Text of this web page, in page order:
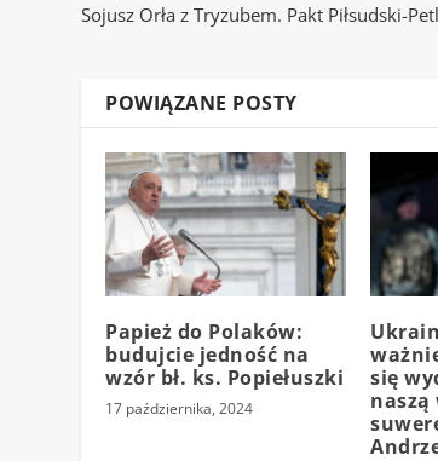
Sojusz Orła z Tryzubem. Pakt Piłsudski-
POWIĄZANE POSTY
Papież do Polaków:
budujcie jedność na
wzór bł. ks. Popiełuszki
17 października, 2024
się
naszą